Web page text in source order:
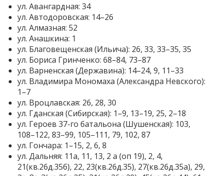
ул. Авангардная: 34
ул. Автодоровская: 14–26
ул. Алмазная: 52
ул. Анашкина: 1
ул. Благовещенская (Ильича): 26, 33, 33–35, 35
ул. Бориса Гринченко: 68–84, 73–87
ул. Варненская (Державина): 14–24, 9, 11–33
ул. Владимира Мономаха (Александра Невского):
1–7
ул. Вроцлавская: 26, 28, 30
ул. Гданская (Сибирская): 1–9, 13–19, 25, 2–18
ул. Героев 37-го батальона (Шушенская): 103,
108–122, 83–99, 105–111, 79, 102, 87
ул. Гончара: 1–15, 2, 6, 8
ул. Дальняя: 11а, 11, 13, 2 а (оп 19), 2, 4,
21(кв.26д.35б), 22, 23(кв.26д.35), 27(кв.26д.35а), 29,